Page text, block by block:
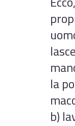
la
b)